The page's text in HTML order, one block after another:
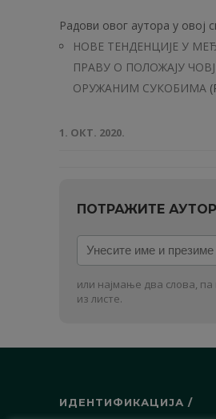
Радови овог аутора у овој
НOBE ТЕНДЕНЦИЈЕ У
ПРАВУ О ПОЛОЖАЈУ
ОРУЖАНИМ СУКОБИМА
1. ОКТ. 2020.
ПОТРАЖИТЕ
Унесите
име
и
презиме
или најмање два слова,
из листе.
ИДЕНТИФИКАЦИЈА /